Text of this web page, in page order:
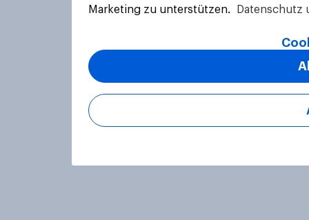
Marketing zu unterstützen. Datenschutz